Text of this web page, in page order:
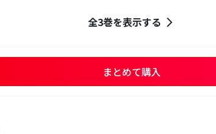
全3巻を表示する
まとめて購入